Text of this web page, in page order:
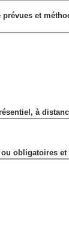
et
à
obligatoires